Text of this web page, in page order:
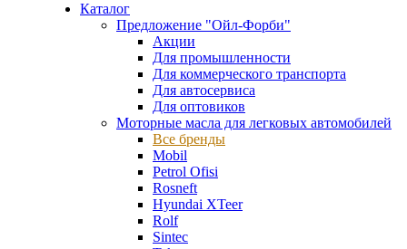
Каталог
Предложение "Ойл-Форби"
Акции
Для промышленности
Для коммерческого транспорта
Для автосервиса
Для оптовиков
Моторные масла для легковых автомобилей
Все бренды
Mobil
Petrol Ofisi
Rosneft
Hyundai XTeer
Rolf
Sintec